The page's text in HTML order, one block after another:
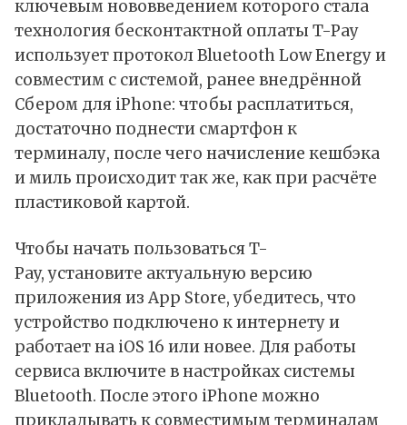
ключевым нововведением которого стала
технология бесконтактной оплаты T-Pay
использует протокол Bluetooth Low Energy и
совместим с системой, ранее внедрённой
Сбером для iPhone: чтобы расплатиться,
достаточно поднести смартфон к
терминалу, после чего начисление кешбэка
и миль происходит так же, как при расчёте
пластиковой картой.
Чтобы начать пользоваться T-
Pay, установите актуальную версию
приложения из App Store, убедитесь, что
устройство подключено к интернету и
работает на iOS 16 или новее. Для работы
сервиса включите в настройках системы
Bluetooth. После этого iPhone можно
прикладывать к совместимым терминалам